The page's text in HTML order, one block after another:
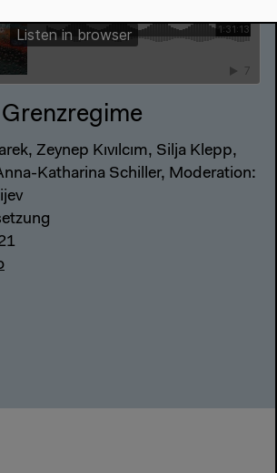
Zeynep Kıvılcım, Silja Klepp,
Katharina Schiller, Moderation: